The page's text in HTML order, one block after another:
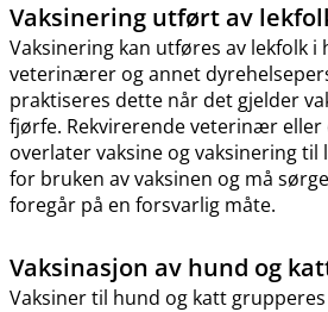
Vaksinering utført av
Vaksinering kan utføres av lekfolk i
veterinærer og annet
praktiseres dette når det gjelder
fjørfe. Rekvirerende veterinær
overlater vaksine og vaksinering til
for bruken av vaksinen og må
foregår på en forsvarlig måte.
Vaksinasjon av hund og
Vaksiner til hund og katt